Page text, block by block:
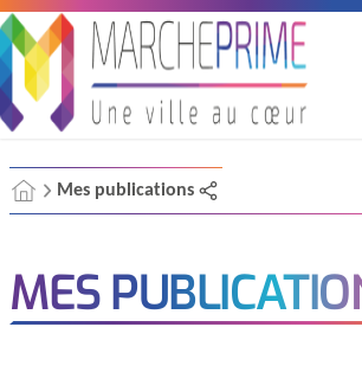
Mes publications
MES